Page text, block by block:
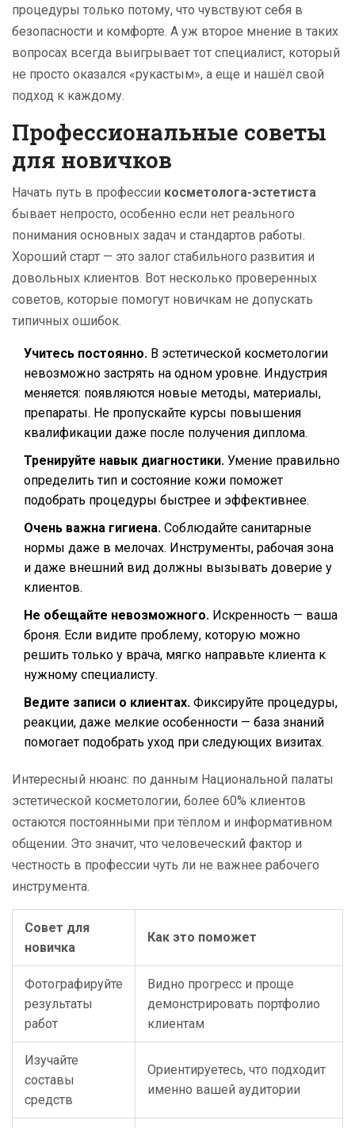
процедуры только потому, что чувствуют себя в
безопасности и комфорте. А уж второе мнение в таких
вопросах всегда выигрывает тот специалист, который
не просто оказался «рукастым», а еще и нашёл свой
подход к каждому.
Профессиональные советы
для новичков
Начать путь в профессии косметолога-эстетиста
бывает непросто, особенно если нет реального
понимания основных задач и стандартов работы.
Хороший старт — это залог стабильного развития и
довольных клиентов. Вот несколько проверенных
советов, которые помогут новичкам не допускать
типичных ошибок.
Учитесь постоянно. В эстетической косметологии
невозможно застрять на одном уровне. Индустрия
меняется: появляются новые методы, материалы,
препараты. Не пропускайте курсы повышения
квалификации даже после получения диплома.
Тренируйте навык диагностики. Умение правильно
определить тип и состояние кожи поможет
подобрать процедуры быстрее и эффективнее.
Очень важна гигиена. Соблюдайте санитарные
нормы даже в мелочах. Инструменты, рабочая зона
и даже внешний вид должны вызывать доверие у
клиентов.
Не обещайте невозможного. Искренность — ваша
броня. Если видите проблему, которую можно
решить только у врача, мягко направьте клиента к
нужному специалисту.
Ведите записи о клиентах. Фиксируйте процедуры,
реакции, даже мелкие особенности — база знаний
помогает подобрать уход при следующих визитах.
Интересный нюанс: по данным Национальной палаты
эстетической косметологии, более 60% клиентов
остаются постоянными при тёплом и информативном
общении. Это значит, что человеческий фактор и
честность в профессии чуть ли не важнее рабочего
инструмента.
Совет для
новичка
Как это поможет
Фотографируйте
результаты
работ
Видно прогресс и проще
демонстрировать портфолио
клиентам
Изучайте
составы
средств
Ориентируетесь, что подходит
именно вашей аудитории